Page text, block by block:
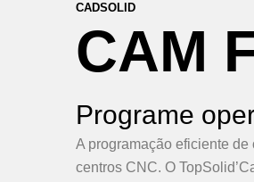
CADSOLID
CAM
Programe
A programação eficiente
centros CNC. O